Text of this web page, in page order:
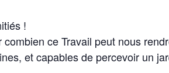
!
ce Travail peut nous
et capables de percevoir un